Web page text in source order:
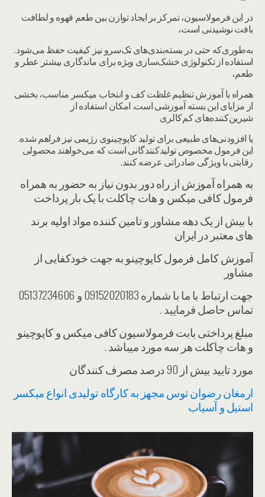
در این فرمولاسیون، تمرکز بر ایجاد توازن بین طعم قهوه و لطافت
بافت نوشیدنی است،
به‌طوری‌که حتی در بسته‌بندی‌های تک‌سرو نیز کیفیت حفظ می‌شود.
استفاده از تکنولوژی خشک‌سازی ویژه برای ماندگاری بیشتر عطر و
طعم،
همراه با آموزش تنظیم غلظت کف و انتخاب میکسر مناسب، بخشی
از مزایای این بسته آموزشی است. امکان استفاده از
شیرین‌کننده‌های کم‌کالری
یا افزودنی‌های طبیعی برای تولید کاپوچینوی رژیمی نیز فراهم شده.
این فرمول مخصوص تولیدکنندگانی است که می‌خواهند محصولی
رقابتی با ویژگی صادراتی عرضه کنند.
به همراه آموزش از راه دور بدون نیاز به حضور به همراه
فرمول کافی میکس و هات چاکلت با یک بار پرداخت
با بیش از یک دهه مشاور و تامین کننده مواد اولیه برند
های معتبر در ایران
آموزش کامل فرمول کاپوچینو به جهت خودکفایی از
مشاور
جهت ارتباط با ما با شماره 09152020183 و 05137234606
تماس حاصل فرمایید .
مبلغ پرداختی بابت فرمولاسیون کافی میکس و کاپوچینو
و هات چاکلت هر سه مورد میباشد .
مورد تایید بیش از 90 درصد مصرف کنندگان
ارمغان رضوان توس مجهز به کارگاه تولیدی انواع میکسر
استیل و آسیاب